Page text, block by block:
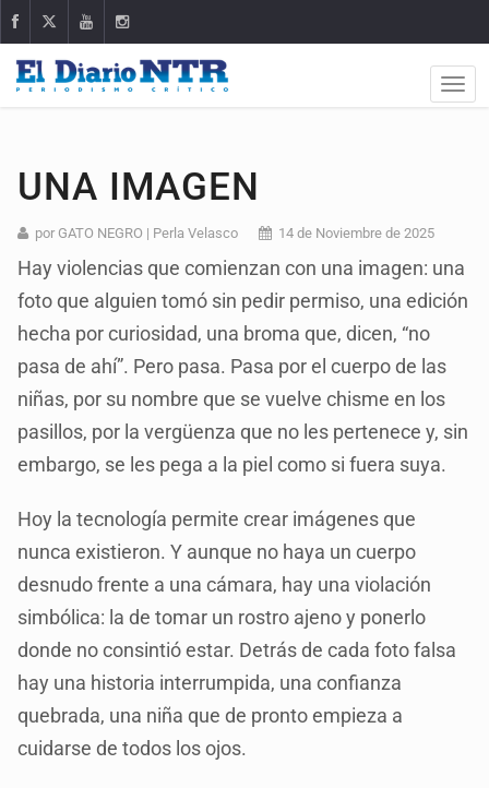
UNA IMAGEN
por GATO NEGRO | Perla Velasco 14 de Noviembre de 2025
Hay violencias que comienzan con una imagen: una
foto que alguien tomó sin pedir permiso, una edición
hecha por curiosidad, una broma que, dicen, “no
pasa de ahí”. Pero pasa. Pasa por el cuerpo de las
niñas, por su nombre que se vuelve chisme en los
pasillos, por la vergüenza que no les pertenece y, sin
embargo, se les pega a la piel como si fuera suya.
Hoy la tecnología permite crear imágenes que
nunca existieron. Y aunque no haya un cuerpo
desnudo frente a una cámara, hay una violación
simbólica: la de tomar un rostro ajeno y ponerlo
donde no consintió estar. Detrás de cada foto falsa
hay una historia interrumpida, una confianza
quebrada, una niña que de pronto empieza a
cuidarse de todos los ojos.